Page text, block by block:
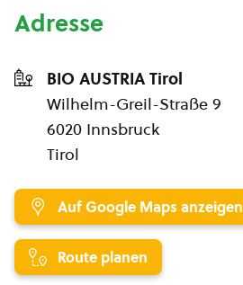
Adresse
BIO AUSTRIA Tirol
Wilhelm-Greil-Straße 9
6020 Innsbruck
Tirol
Auf Google Maps anzeigen
Route planen